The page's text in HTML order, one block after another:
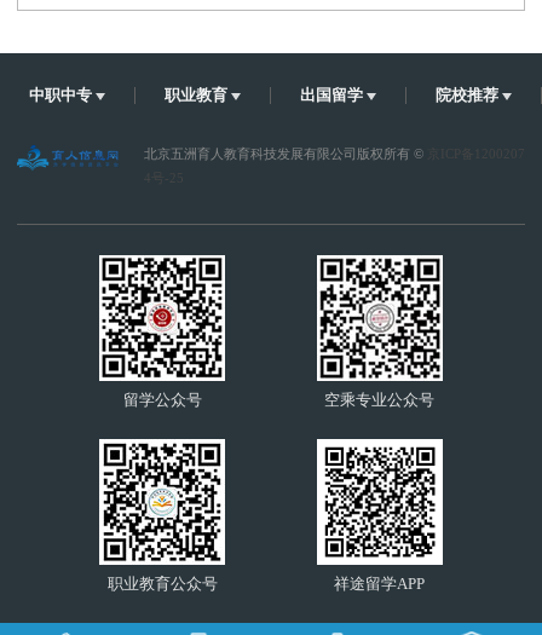
中职中专 职业教育 出国留学 院校推荐
北京五洲育人教育科技发展有限公司版权所有 ©
京ICP备1200207
4号-25
空乘专业公众号
留学公众号
祥途留学APP
职业教育公众号